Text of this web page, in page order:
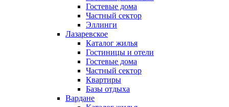
Гостевые дома
Частный сектор
Эллинги
Лазаревское
Каталог жилья
Гостиницы и отели
Гостевые дома
Частный сектор
Квартиры
Базы отдыха
Вардане